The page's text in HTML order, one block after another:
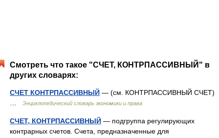
Смотреть что такое "СЧЕТ, КОНТРПАССИВНЫЙ" в
других словарях:
СЧЕТ КОНТРПАССИВНЫЙ — (см. КОНТРПАССИВНЫЙ СЧЕТ)
Энциклопедический словарь экономики и права
СЧЕТ, КОНТРПАССИВНЫЙ — подгруппа регулирующих
контрарных счетов. Счета, предназначенные для